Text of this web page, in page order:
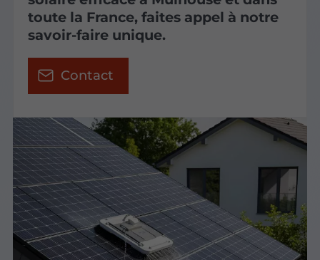
toute la France, faites appel à notre
savoir-faire unique.
Contact